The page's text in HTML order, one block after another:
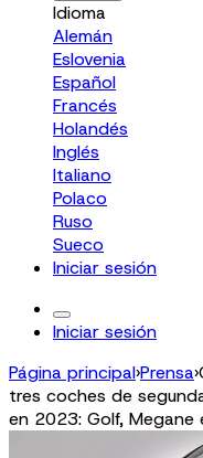
Idioma
Alemán
Eslovenia
Español
Francés
Holandés
Inglés
Italiano
Polaco
Ruso
Sueco
Iniciar sesión
Iniciar sesión
Página principal›Prensa›
tres coches de
en 2023: Golf, Megane